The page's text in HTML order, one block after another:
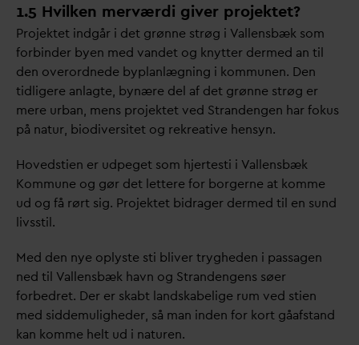
1.5 Hvilken merværdi giver projektet?
Projektet indgår i det grønne strøg i Vallensbæk som
forbinder byen med vandet og knytter dermed an til
den overordnede byplanlægning i kommunen. Den
tidligere anlagte, bynære del af det grønne strøg er
mere urban, mens projektet ved Strandengen har fokus
på natur, biodiversitet og rekreative hensyn.
Hovedstien er udpeget som hjertesti i Vallensbæk
Kommune og gør det lettere for borgerne at komme
ud og få rørt sig. Projektet bidrager dermed til en sund
livsstil.
Med den nye oplyste sti bliver trygheden i passagen
ned til Vallensbæk havn og Strandengens søer
forbedret. Der er skabt landskabelige rum ved stien
med siddemuligheder, så man inden for kort gåafstand
kan komme helt ud i naturen.